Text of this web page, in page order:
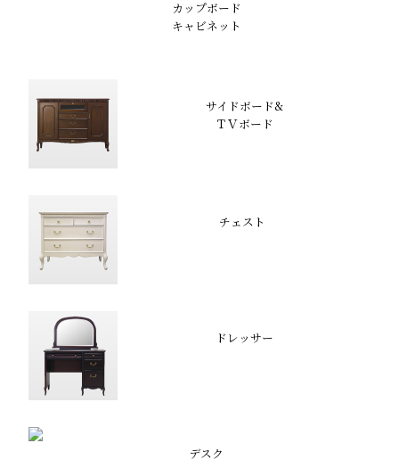
カップボード
キャビネット
サイドボード&
ＴＶボード
チェスト
ドレッサー
デスク